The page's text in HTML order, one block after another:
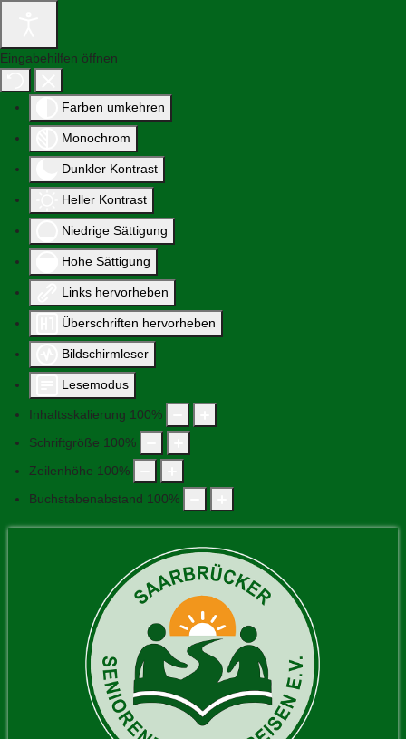
Eingabehilfen öffnen
Farben umkehren
Monochrom
Dunkler Kontrast
Heller Kontrast
Niedrige Sättigung
Hohe Sättigung
Links hervorheben
Überschriften hervorheben
Bildschirmleser
Lesemodus
Inhaltsskalierung 100%
Schriftgröße 100%
Zeilenhöhe 100%
Buchstabenabstand 100%